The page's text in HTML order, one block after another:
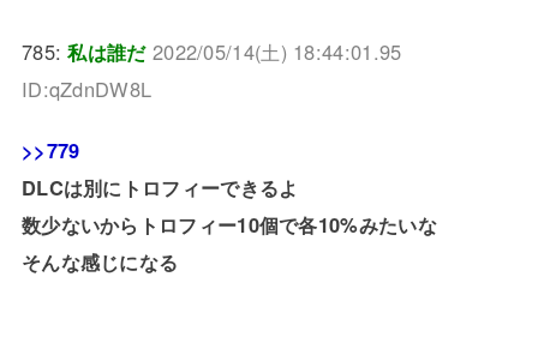
785:私は誰だ 2022/05/14(土) 18:44:01.95
ID:qZdnDW8L
>>779
DLCは別にトロフィーできるよ
数少ないからトロフィー10個で各10%みたいな
そんな感じになる